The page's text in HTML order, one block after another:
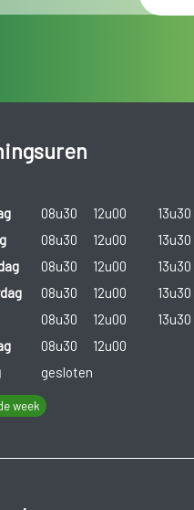
08u30 12u00 13u30
08u30 12u00 13u30
08u30 12u00 13u30
08u30 12u00 13u30
08u30 12u00 13u30
08u30
12u00
gesloten
week